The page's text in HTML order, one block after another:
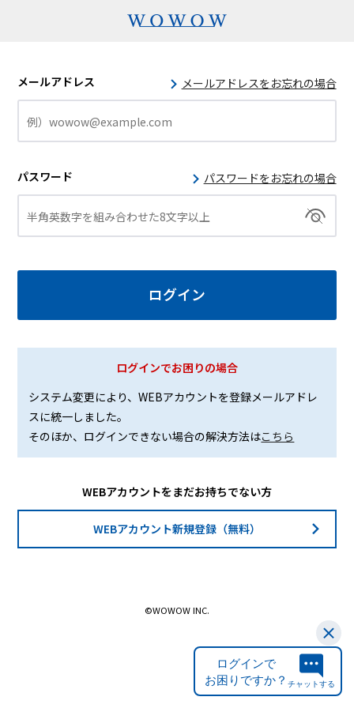
メールアドレス メールアドレスをお忘れの場合
パスワード パスワードをお忘れの場合
ログインでお困りの場合
システム変更により、WEBアカウントを登録メールアドレ
スに統一しました。
そのほか、ログインできない場合の解決方法はこちら
WEBアカウントをまだお持ちでない方
WEBアカウント新規登録（無料）
©WOWOW INC.
ログインで
お困りですか？ チャットする